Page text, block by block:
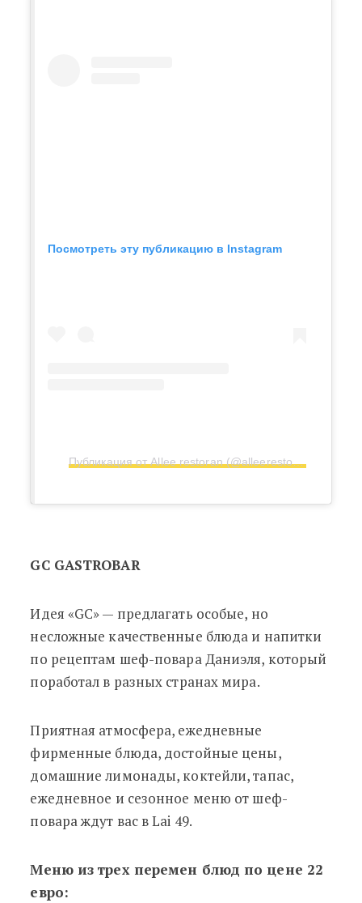
Посмотреть эту публикацию в Instagram
Публикация от Allee restoran (@alleerestoran)
GC GASTROBAR
Идея «GC»— предлагать особые, но
несложные качественные блюда и напитки
по рецептам шеф-повара Даниэля, который
поработал в разных странах мира.
Приятная атмосфера, ежедневные
фирменные блюда, достойные цены,
домашние лимонады, коктейли, тапас,
ежедневное и сезонное меню от шеф-
повара ждут вас в Lai 49.
Меню из трех перемен блюд по цене 22
евро: